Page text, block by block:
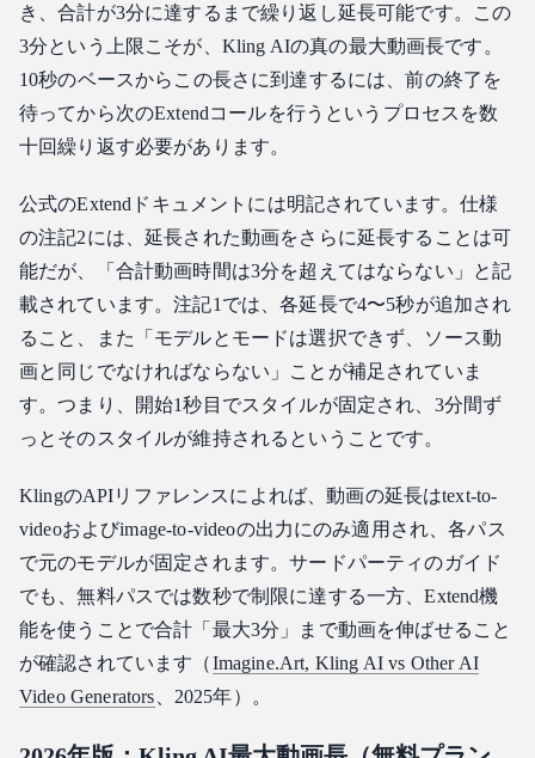
き、合計が3分に達するまで繰り返し延長可能です。この
3分という上限こそが、Kling AIの真の最大動画長です。
10秒のベースからこの長さに到達するには、前の終了を
待ってから次のExtendコールを行うというプロセスを数
十回繰り返す必要があります。
公式のExtendドキュメントには明記されています。仕様
の注記2には、延長された動画をさらに延長することは可
能だが、「合計動画時間は3分を超えてはならない」と記
載されています。注記1では、各延長で4〜5秒が追加され
ること、また「モデルとモードは選択できず、ソース動
画と同じでなければならない」ことが補足されていま
す。つまり、開始1秒目でスタイルが固定され、3分間ず
っとそのスタイルが維持されるということです。
KlingのAPIリファレンスによれば、動画の延長はtext-to-
videoおよびimage-to-videoの出力にのみ適用され、各パス
で元のモデルが固定されます。サードパーティのガイド
でも、無料パスでは数秒で制限に達する一方、Extend機
能を使うことで合計「最大3分」まで動画を伸ばせること
が確認されています（Imagine.Art, Kling AI vs Other AI
Video Generators 、2025年）。